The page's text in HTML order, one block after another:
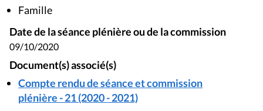
Famille
Date de la séance plénière ou de la commission
09/10/2020
Document(s) associé(s)
Compte rendu de séance et commission
plénière - 21 (2020 - 2021)